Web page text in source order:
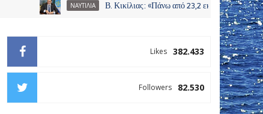
ΝΑΥΤΙΛΙΑ Β. Κικίλιας: «Πάνω από 23,2 εκατ. ευρώ σε
382.433
Likes
82.530
Followers